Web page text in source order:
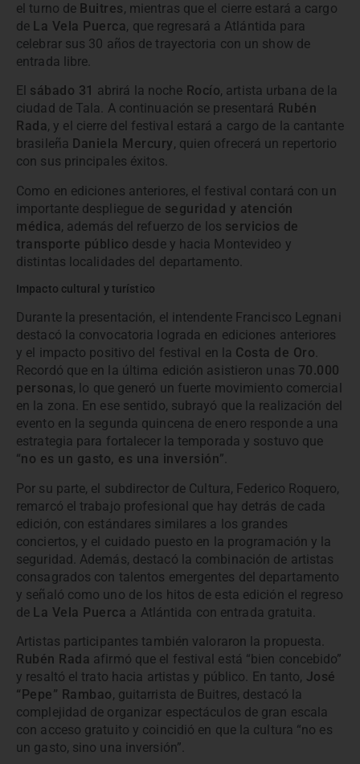
el turno de Buitres, mientras que el cierre estará a cargo
de La Vela Puerca, que regresará a Atlántida para
celebrar sus 30 años de trayectoria con un show de
entrada libre.
El sábado 31 abrirá la noche Rocío, artista urbana de la
ciudad de Tala. A continuación se presentará Rubén
Rada, y el cierre del festival estará a cargo de la cantante
brasileña Daniela Mercury, quien ofrecerá un repertorio
con sus principales éxitos.
Como en ediciones anteriores, el festival contará con un
importante despliegue de seguridad y atención
médica, además del refuerzo de los servicios de
transporte público desde y hacia Montevideo y
distintas localidades del departamento.
Impacto cultural y turístico
Durante la presentación, el intendente Francisco Legnani
destacó la convocatoria lograda en ediciones anteriores
y el impacto positivo del festival en la Costa de Oro.
Recordó que en la última edición asistieron unas 70.000
personas, lo que generó un fuerte movimiento comercial
en la zona. En ese sentido, subrayó que la realización del
evento en la segunda quincena de enero responde a una
estrategia para fortalecer la temporada y sostuvo que
“no es un gasto, es una inversión”.
Por su parte, el subdirector de Cultura, Federico Roquero,
remarcó el trabajo profesional que hay detrás de cada
edición, con estándares similares a los grandes
conciertos, y el cuidado puesto en la programación y la
seguridad. Además, destacó la combinación de artistas
consagrados con talentos emergentes del departamento
y señaló como uno de los hitos de esta edición el regreso
de La Vela Puerca a Atlántida con entrada gratuita.
Artistas participantes también valoraron la propuesta.
Rubén Rada afirmó que el festival está “bien concebido”
y resaltó el trato hacia artistas y público. En tanto, José
“Pepe” Rambao, guitarrista de Buitres, destacó la
complejidad de organizar espectáculos de gran escala
con acceso gratuito y coincidió en que la cultura “no es
un gasto, sino una inversión”.